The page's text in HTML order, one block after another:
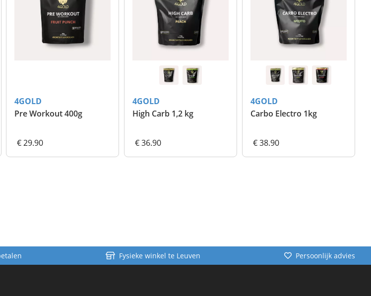
4GOLD
Pre Workout 400g
€ 29.90
4GOLD
High Carb 1,2 kg
€ 36.90
4GOLD
Carbo Electro 1kg
€ 38.90
Fysieke winkel te Leuven Persoonlijk advies